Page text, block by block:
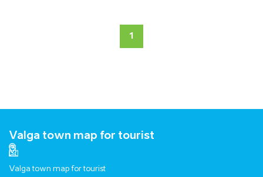
1
Valga town map for tourist
Valga town map for tourist